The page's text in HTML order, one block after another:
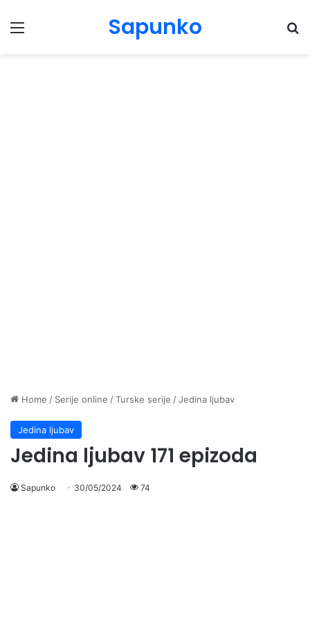
Menu Sapunko
Home / Serije online /Turske serije /Jedina ljubav
Jedina ljubav
Jedina ljubav 171 epizoda
Sapunko 30/05/2024 74